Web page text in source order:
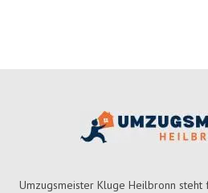
Umzugsmeister Kluge Heilbronn steht